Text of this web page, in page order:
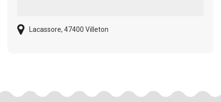
Lacassore, 47400 Villeton